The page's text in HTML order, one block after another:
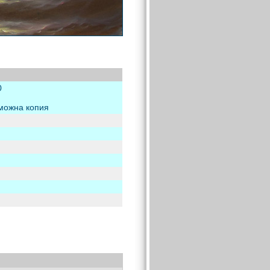
копия